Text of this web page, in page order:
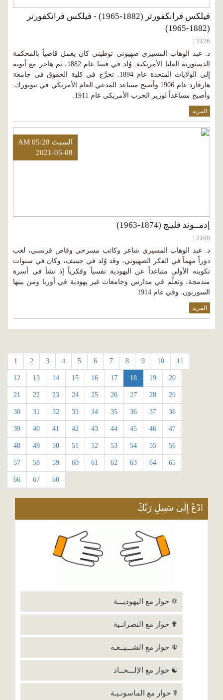
فيلكس فرانكفورتر (1882-1965) - فيلكس فرانكفورتر
(1882-1965)
2426 |
د. عبد الوهاب المسيري صهيوني توطيني كان يعمل قاضياً بالمحكمة
الدستورية العليا الأمريكية. وُلد في فيينا عام 1882، ثم هاجر مع أبويه
إلى الولايات المتحدة عام 1894. تخرَّج في كلية الحقوق في جامعة
هارفارد عام 1906 وأصبح مساعد المدعي العام الأمريكي في نيويورك.
وأصبح مساعداً لوزير الحرب الأمريكي عام 1911.
المزيد
السبت AM 05:28
2021-05-08
إدمــوند فليـج (1874-1963)
2160 |
د. عبد الوهاب المسيري شاعر وكاتب مسرحي وقاص فرنسي، لعب
دوراً مهماً في الفكر الصهيوني، وقد وُلد في جينيف، وكان في سنوات
تكوينه الأولى متباعداً عن اليهودية نفسياً وفكرياً إذ نشأ في أسرة
مندمجة، وتعلَّم في مدارس وجامعات غير يهودية في أوربا ومن بينها
السوربون. وفي عام 1914
المزيد
1 2 3 4 5 6 7 8 9 10 11
12 13 14 15 16 17 18 19 20
21 22 23 24 25 26 27 28 29
30 31 32 33 34 35 36 37 38
39 40 41 42 43 44 45 46 47
48 49 50 51 52 53 54 55 56
57 58 59 60 61 62 63 64 65
66 67 68
ادْعُ إِلَىٰ سَبِيلِ رَبِّكَ
✡ حوار مع اليهوديـــة
✟ حوار مع النصرانـية
☫ حوار مع الشـــيــعـة
☯ حوار مع الإلـــحــاد
☤ حوار مع الماسونـيـة